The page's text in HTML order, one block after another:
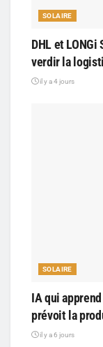
SOLAIRE
DHL et
verdir la
il y a 4 jours
SOLAIRE
IA qui
prévoit la
il y a 6 jours